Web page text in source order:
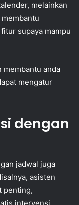
melainkan
supaya mampu
membantu anda
mengatur
dengan
jadwal juga
asisten
penting,
intervensi